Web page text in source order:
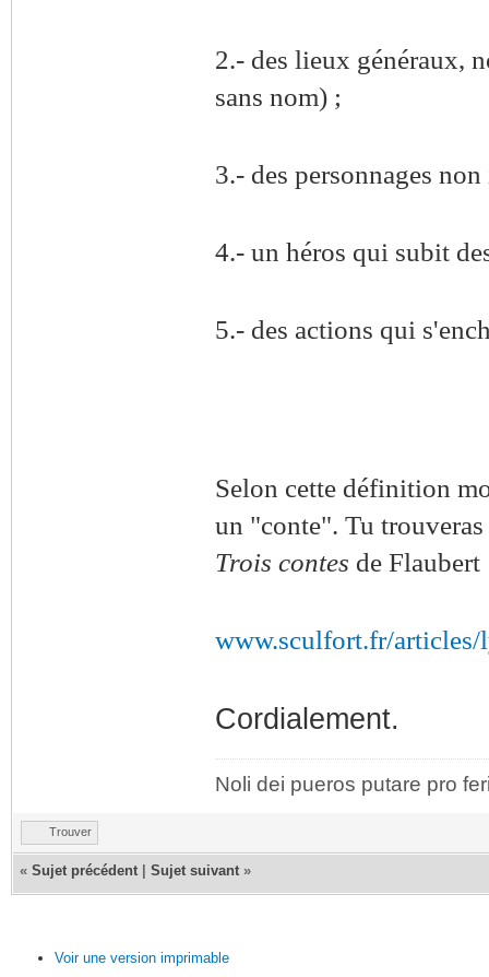
2.- des lieux généraux,
sans nom) ;
3.- des personnages
4.- un héros qui subit
5.- des actions qui
Selon cette définition
un "conte". Tu trouveras
Trois contes de Flaubert
www.sculfort.fr/articles/
Cordialement.
Noli dei pueros putare pro
Trouver
« Sujet précédent Sujet suivant »
Voir une version imprimable